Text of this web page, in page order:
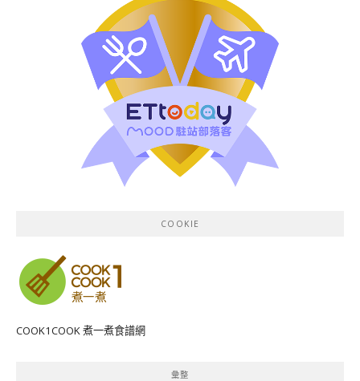
COOKIE
COOK1COOK 煮一煮食譜網
彙整